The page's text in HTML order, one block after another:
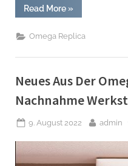
Read More“Replica
Uhren
Geschichte
Von
X
Moonswatch”
»
Omega Replica
Neues Aus Der
Nachnahme
Posted
9. August 2022 By
admin